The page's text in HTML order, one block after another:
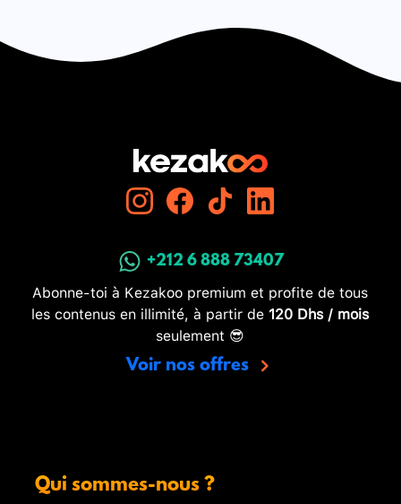
+212 6 888 73407
Abonne-toi à Kezakoo premium et profite de tous
les contenus en illimité, à partir de 120 Dhs / mois
seulement 😎
Voir nos offres
Qui sommes-nous ?